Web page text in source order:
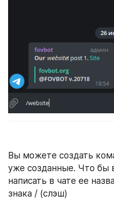
Вы можете создать
уже созданные. Что бы
написать в чате ее
знака / (слэш)